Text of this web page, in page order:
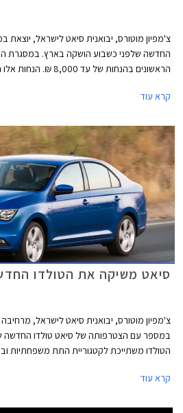
צ'מפיון מוטורס, יבואנית סיאט לישראל,
הראשונים בהנחות של
קרא עוד
סיאט משיקה את הטולדו
צ'מפיון מוטורס, יבואנית סיאט לישראל,
הטולדו משתייכת לקטגוריית התת משפחתיות
ראפיד ומציעה שימושיות ומימדים מרווחים הן
קרא עוד